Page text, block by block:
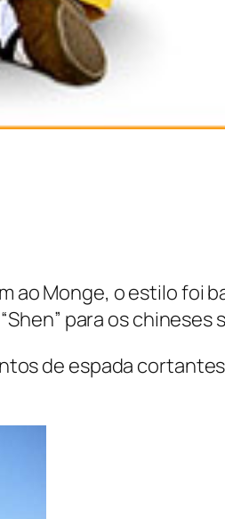
ao Monge, o estilo foi
para os chineses
de espada